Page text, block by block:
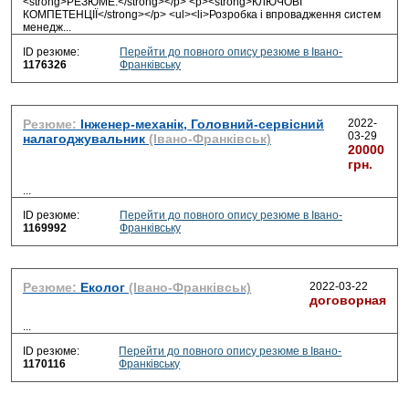
КОМПЕТЕНЦІЇ</strong></p> <ul><li>Розробка і впровадження систем
менедж...
ID резюме:
1176326
Перейти до повного опису резюме в Івано-
Франківську
Резюме: Інженер-механік, Головний-сервісний
налагоджувальник (Івано-Франківськ)
2022-
03-29
20000
грн.
...
ID резюме:
1169992
Перейти до повного опису резюме в Івано-
Франківську
Резюме: Еколог (Івано-Франківськ) 2022-03-22
договорная
...
ID резюме:
1170116
Перейти до повного опису резюме в Івано-
Франківську